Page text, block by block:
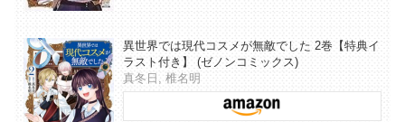
異世界では現代コスメが無敵でした 2巻【特典イ
ラスト付き】 (ゼノンコミックス)
真冬日, 椎名明